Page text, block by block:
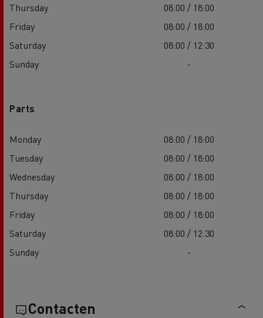
Thursday
08:00 / 18:00
Friday
08:00 / 18:00
Saturday
08:00 / 12:30
Sunday
-
Parts
Monday
08:00 / 18:00
Tuesday
08:00 / 18:00
Wednesday
08:00 / 18:00
Thursday
08:00 / 18:00
Friday
08:00 / 18:00
Saturday
08:00 / 12:30
Sunday
-
Contacten